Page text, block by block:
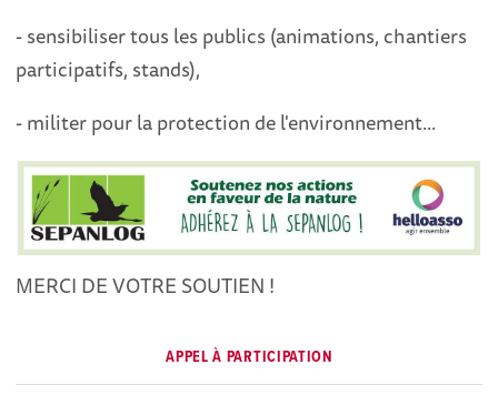
- sensibiliser tous les publics (animations, chantiers
participatifs, stands),
- militer pour la protection de l'environnement...
MERCI DE VOTRE SOUTIEN !
APPEL À PARTICIPATION